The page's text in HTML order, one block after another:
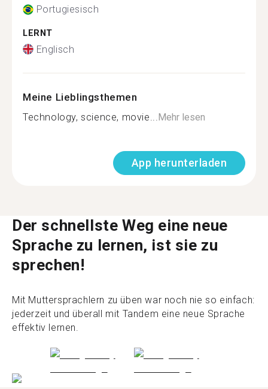
Portugiesisch
LERNT
Englisch
Meine Lieblingsthemen
Technology, science, movie... Mehr lesen
App herunterladen
Der schnellste Weg eine neue
Sprache zu lernen, ist sie zu
sprechen!
Mit Muttersprachlern zu üben war noch nie so einfach:
jederzeit und überall mit Tandem eine neue Sprache
effektiv lernen.